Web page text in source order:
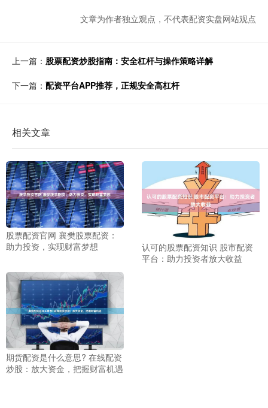
文章为作者独立观点，不代表配资实盘网站观点
上一篇： 股票配资炒股指南：安全杠杆与操作策略详解
下一篇： 配资平台APP推荐，正规安全高杠杆
相关文章
股票配资官网 襄樊股票配资：
助力投资，实现财富梦想
认可的股票配资知识 股市配资
平台：助力投资者放大收益
期货配资是什么意思? 在线配资
炒股：放大资金，把握财富机遇